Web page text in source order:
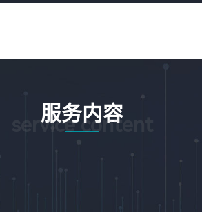
服务内容
service content